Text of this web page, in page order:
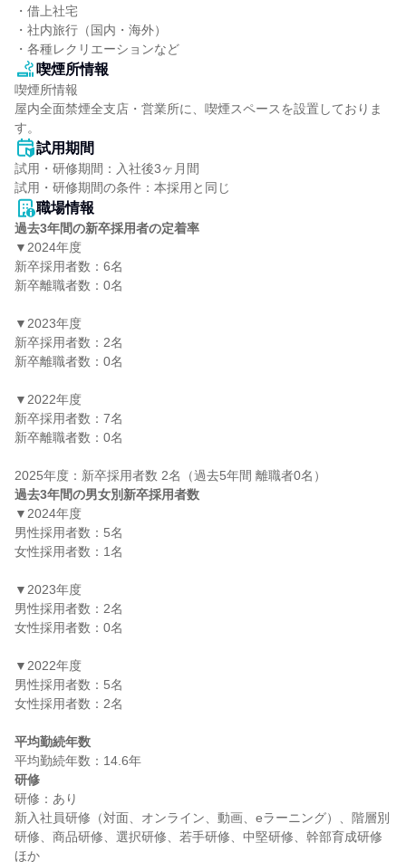
・借上社宅
・社内旅行（国内・海外）
・各種レクリエーションなど
喫煙所情報
喫煙所情報
屋内全面禁煙全支店・営業所に、喫煙スペースを設置しておりま
す。
試用期間
試用・研修期間：入社後3ヶ月間
職場情報
過去3年間の新卒採用者の定着率
▼2024年度
新卒採用者数：6名
新卒離職者数：0名
▼2023年度
新卒採用者数：2名
新卒離職者数：0名
▼2022年度
新卒採用者数：7名
新卒離職者数：0名
過去3年間の男女別新卒採用者数
▼2024年度
男性採用者数：5名
女性採用者数：1名
▼2023年度
男性採用者数：2名
女性採用者数：0名
▼2022年度
男性採用者数：5名
女性採用者数：2名
平均勤続年数
研修
研修：あり
新入社員研修（対面、オンライン、動画、eラーニング）、階層別
研修、商品研修、選択研修、若手研修、中堅研修、幹部育成研修